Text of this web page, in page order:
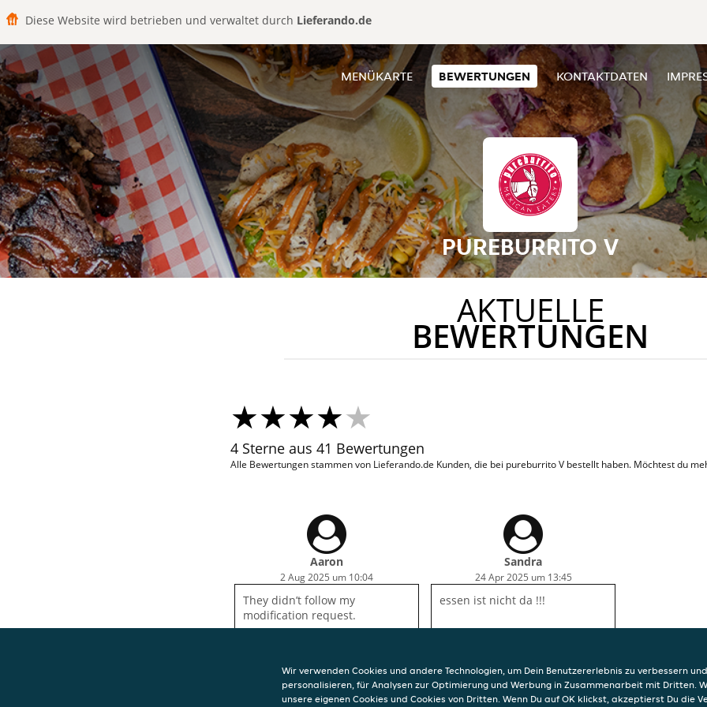
Diese Website wird betrieben und verwaltet durch Lieferando.de
MENÜKARTE BEWERTUNGEN KONTAKTDATEN
PUREBURRITO V
AKTUELLE
BEWERTUNGEN
4 Sterne aus 41 Bewertungen
Alle Bewertungen stammen von Lieferando.de Kunden, die bei pureburrito V bestellt haben. Möchtest du
Aaron
2 Aug 2025 um 10:04
They didn’t follow my
modification request.
Sandra
24 Apr 2025 um 13:45
essen ist nicht da !!!
Wir verwenden Cookies und andere Technologien, um Dein Benutzererlebnis zu verbessern
personalisieren, für Analysen zur Optimierung und Werbung in Zusammenarbeit mit Dritten.
unsere eigenen Cookies und Cookies von Dritten. Wenn Du auf OK klickst, akzeptierst Du die